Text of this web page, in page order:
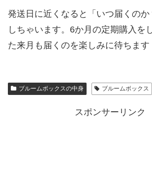
発送日に近くなると「いつ届くのか
しちゃいます。6か月の定期購入を
た来月も届くのを楽しみに待ちます
ブルームボックスの中身 ブルームボックス
スポンサーリンク